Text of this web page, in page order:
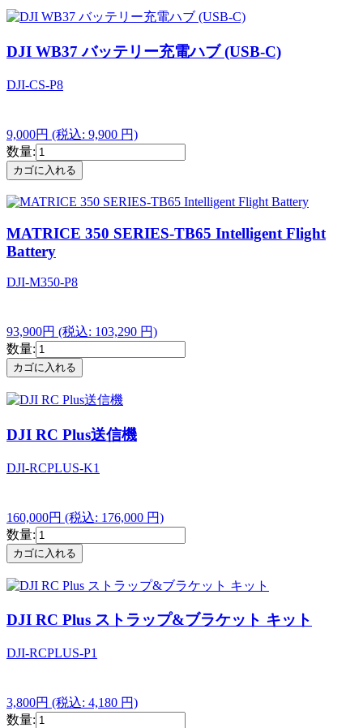
DJI WB37 バッテリー充電ハブ (USB-C)
DJI-CS-P8
9,000円 (税込: 9,900 円)
数量:
MATRICE 350 SERIES-TB65 Intelligent Flight
Battery
DJI-M350-P8
93,900円 (税込: 103,290 円)
数量:
DJI RC Plus送信機
DJI-RCPLUS-K1
160,000円 (税込: 176,000 円)
数量:
DJI RC Plus ストラップ&ブラケット キット
DJI-RCPLUS-P1
3,800円 (税込: 4,180 円)
数量: